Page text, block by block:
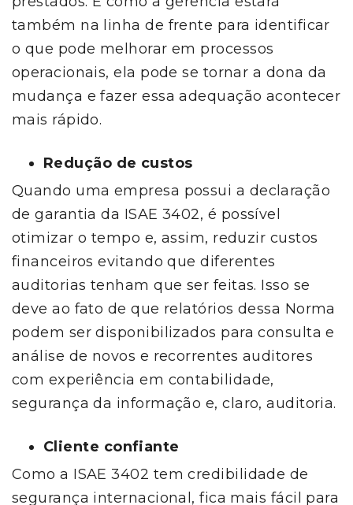
também na linha de frente para identificar
o que pode melhorar em processos
operacionais, ela pode se tornar a dona da
mudança e fazer essa adequação acontecer
mais rápido.
Redução de custos
Quando uma empresa possui a declaração
de garantia da ISAE 3402, é possível
otimizar o tempo e, assim, reduzir custos
financeiros evitando que diferentes
auditorias tenham que ser feitas. Isso se
deve ao fato de que relatórios dessa Norma
podem ser disponibilizados para consulta e
análise de novos e recorrentes auditores
com experiência em contabilidade,
segurança da informação e, claro, auditoria.
Cliente confiante
Como a ISAE 3402 tem credibilidade de
segurança internacional, fica mais fácil para